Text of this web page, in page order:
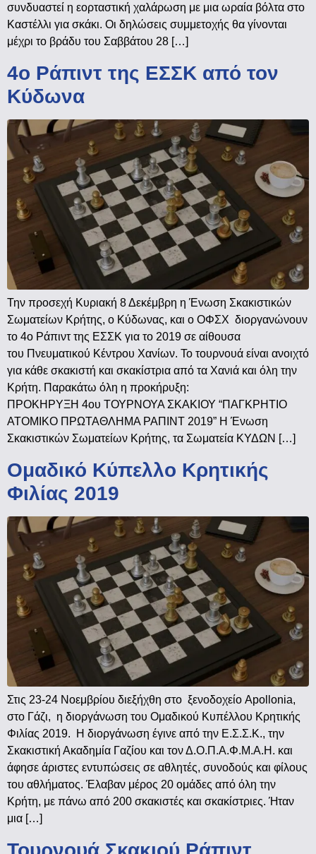
συνδυαστεί η εορταστική χαλάρωση με μια ωραία βόλτα στο
Καστέλλι για σκάκι. Οι δηλώσεις συμμετοχής θα γίνονται
μέχρι το βράδυ του Σαββάτου 28 […]
4ο Ράπιντ της ΕΣΣΚ από τον
Κύδωνα
Την προσεχή Κυριακή 8 Δεκέμβρη η Ένωση Σκακιστικών
Σωματείων Κρήτης, ο Κύδωνας, και ο ΟΦΣΧ διοργανώνουν
το 4ο Ράπιντ της ΕΣΣΚ για το 2019 σε αίθουσα
του Πνευματικού Κέντρου Χανίων. Το τουρνουά είναι ανοιχτό
για κάθε σκακιστή και σκακίστρια από τα Χανιά και όλη την
Κρήτη. Παρακάτω όλη η προκήρυξη:
ΠΡΟΚΗΡΥΞΗ 4ου ΤΟΥΡΝΟΥΑ ΣΚΑΚΙΟΥ “ΠΑΓΚΡΗΤΙΟ
ΑΤΟΜΙΚΟ ΠΡΩΤΑΘΛΗΜΑ ΡΑΠΙΝΤ 2019” Η Ένωση
Σκακιστικών Σωματείων Κρήτης, τα Σωματεία ΚΥΔΩΝ […]
Ομαδικό Κύπελλο Κρητικής
Φιλίας 2019
Στις 23-24 Νοεμβρίου διεξήχθη στο ξενοδοχείο Apollonia,
στο Γάζι, η διοργάνωση του Ομαδικού Κυπέλλου Κρητικής
Φιλίας 2019. Η διοργάνωση έγινε από την Ε.Σ.Σ.Κ., την
Σκακιστική Ακαδημία Γαζίου και τον Δ.Ο.Π.Α.Φ.Μ.Α.Η. και
άφησε άριστες εντυπώσεις σε αθλητές, συνοδούς και φίλους
του αθλήματος. Έλαβαν μέρος 20 ομάδες από όλη την
Κρήτη, με πάνω από 200 σκακιστές και σκακίστριες. Ήταν
μια […]